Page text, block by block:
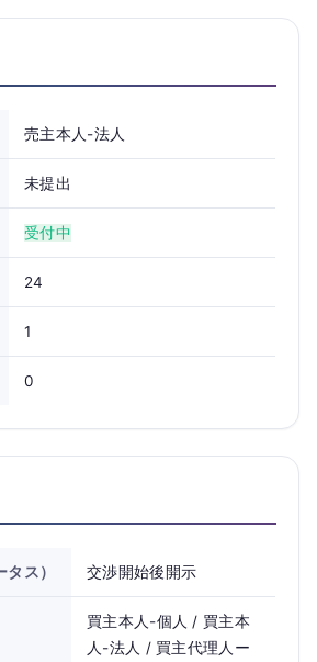
売主本人-法人
未提出
受付中
24
1
0
ス） 交渉開始後開示
買主本人-個人 / 買主本
人-法人 / 買主代理人ー